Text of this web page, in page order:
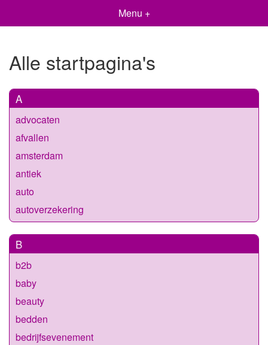
Menu +
Alle startpagina's
A
advocaten
afvallen
amsterdam
antiek
auto
autoverzekering
B
b2b
baby
beauty
bedden
bedrijfsevenement